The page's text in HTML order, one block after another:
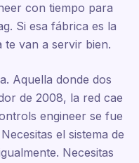
con tiempo para
Si esa fábrica es la
te van a servir bien.
Aquella donde dos
de 2008, la red cae
engineer se fue
el sistema de
Necesitas